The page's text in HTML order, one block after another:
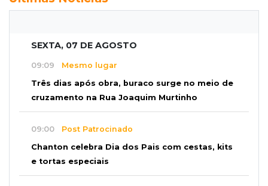
SEXTA, 07 DE AGOSTO
09:09 Mesmo lugar
Três dias após obra, buraco surge no meio de
cruzamento na Rua Joaquim Murtinho
09:00 Post Patrocinado
Chanton celebra Dia dos Pais com cestas, kits
e tortas especiais